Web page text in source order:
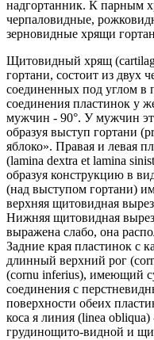
надгортанник. К парным
черпаловидные,
зерновидные хрящи
Щитовидный хрящ
гортани, состоит из двух
соединенных под углом в
соединения пластинок у
мужчин - 90°. У мужчин
образуя выступ гортани
яблоко». Правая и левая
(lamina dextra et lamina
образуя конструкцию в
(над выступом гортани)
верхняя щитовидная
Нижняя щитовидная
выражена слабо, она
Задние края пластинок с
длинный верхний рог
(cornu inferius), имеющий
соединения с
поверхности обеих
коса я линия (linea
грудинощито-видной и